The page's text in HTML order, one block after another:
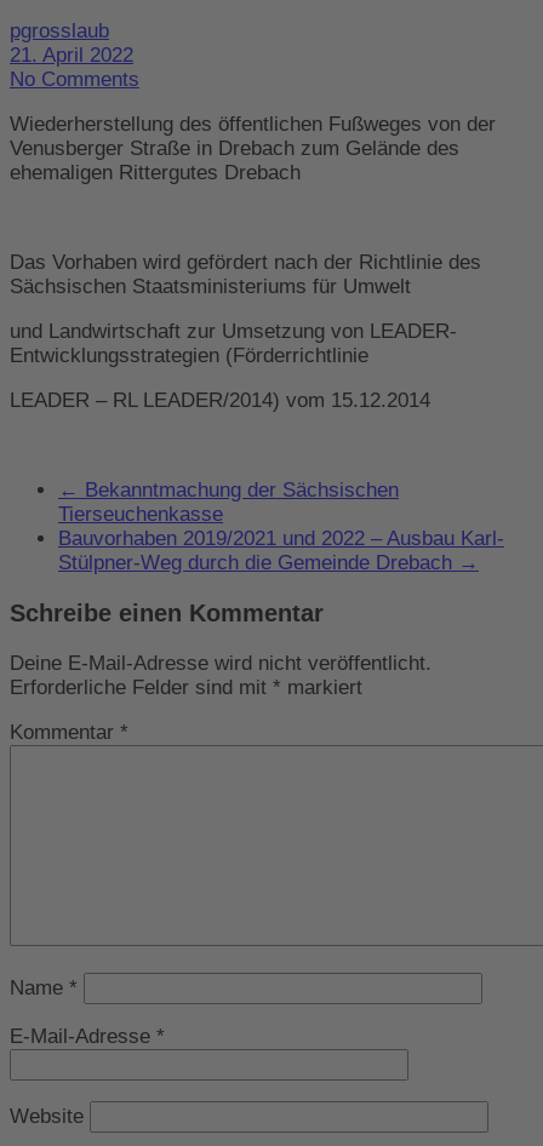
pgrosslaub
21. April 2022
No Comments
Wiederherstellung des öffentlichen Fußweges von der
Venusberger Straße in Drebach zum Gelände des
ehemaligen Rittergutes Drebach
Das Vorhaben wird gefördert nach der Richtlinie des
Sächsischen Staatsministeriums für Umwelt
und Landwirtschaft zur Umsetzung von LEADER-
Entwicklungsstrategien (Förderrichtlinie
LEADER – RL LEADER/2014) vom 15.12.2014
← Bekanntmachung der Sächsischen
Tierseuchenkasse
Bauvorhaben 2019/2021 und 2022 – Ausbau Karl-
Stülpner-Weg durch die Gemeinde Drebach →
Schreibe einen Kommentar
Deine E-Mail-Adresse wird nicht veröffentlicht.
Erforderliche Felder sind mit * markiert
Kommentar *
Name *
E-Mail-Adresse *
Website